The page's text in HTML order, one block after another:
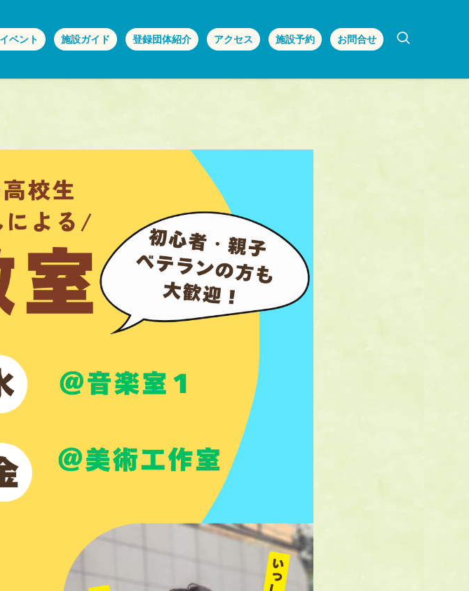
ベント 施設ガイド 登録団体紹介 アクセス 施設予約 お問合せ